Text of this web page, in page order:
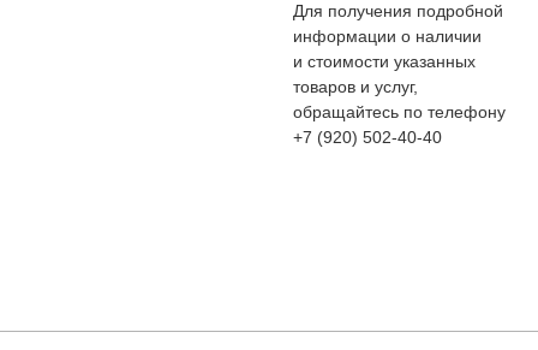
Для получения подробной
информации о наличии
и стоимости указанных
товаров и услуг,
обращайтесь по телефону
+7 (920) 502-40-40